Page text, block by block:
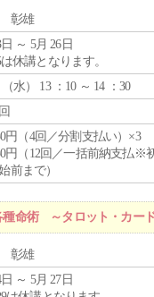
彰雄
～ 5月 26日
休講となります。
水） 13 ：10 ～ 14 ：30
円（4回／分割支払い）×3
円（12回／一括前納支払※
前まで）
命術 ～タロット・カー
彰雄
～ 5月 27日